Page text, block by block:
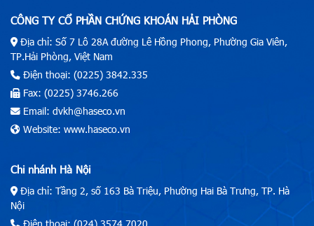
CÔNG TY CỔ PHẦN CHỨNG KHOÁN HẢI PHÒNG
Địa chỉ: Số 7 Lô 28A đường Lê Hồng Phong, Phường Gia Viên,
TP.Hải Phòng, Việt Nam
Điện thoại: (0225) 3842.335
Fax: (0225) 3746.266
Email: dvkh@haseco.vn
Website: www.haseco.vn
Chi nhánh Hà Nội
Địa chỉ: Tầng 2, số 163 Bà Triệu, Phường Hai Bà Trưng, TP. Hà
Nội